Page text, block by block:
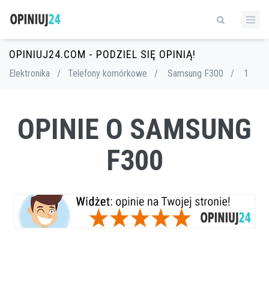
OPINIUJ24.COM - PODZIEL SIĘ OPINIĄ!
Elektronika / Telefony komórkowe / Samsung F300 / 1
OPINIE O SAMSUNG
F300